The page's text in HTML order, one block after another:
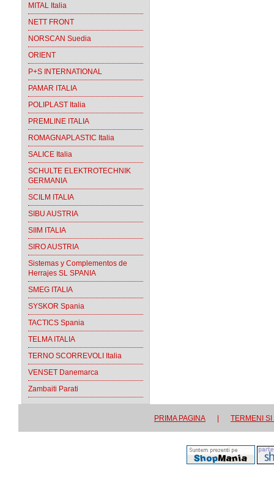
MITAL Italia
NETT FRONT
NORSCAN Suedia
ORIENT
P+S INTERNATIONAL
PAMAR ITALIA
POLIPLAST Italia
PREMLINE ITALIA
ROMAGNAPLASTIC Italia
SALICE Italia
SCHULTE ELEKTROTECHNIK
GERMANIA
SCILM ITALIA
SIBU AUSTRIA
SIIM ITALIA
SIRO AUSTRIA
Sistemas y Complementos de
Herrajes SL SPANIA
SMEG ITALIA
SYSKOR Spania
TACTICS Spania
TELMA ITALIA
TERNO SCORREVOLI Italia
VENSET Danemarca
Zambaiti Parati
PRIMA PAGINA TERMENI SI